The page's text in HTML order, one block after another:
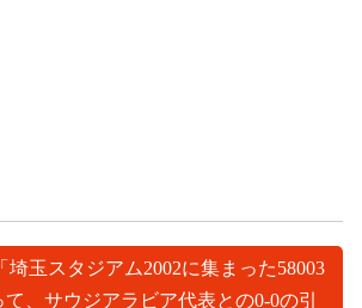
埼玉スタジアム2002に集まった58003
、サウジアラビア代表との0-0の引